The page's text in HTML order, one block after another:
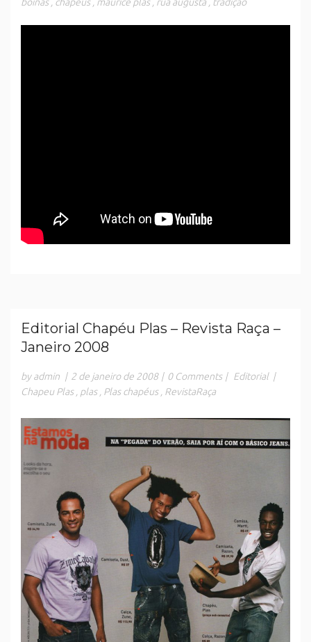
Editorial Chapéu Plas – Revista Raça –
Janeiro 2008
by admin | 2 de janeiro de 2008 | 0 Comments | Editorial |
Chapeu Plas
plas Plas chapéus RevistaRaça